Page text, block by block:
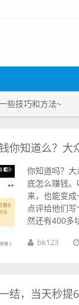
些技巧和方法~
你知道么？大
你知道吗？大
底怎么赚钱
来，也能变
点评给他们
然还有400多
bk123
结，当天秒提